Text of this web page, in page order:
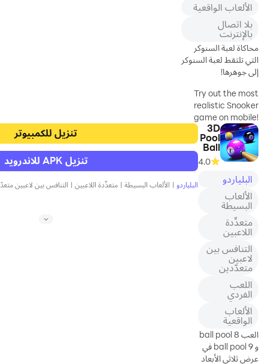
جرب مدينة Honei ، مع
أبطالها العديدين في
التدريب والأبطال
المحترفين والأشرار
المخططين. استكشف
لعبة تقمص الأدوار للعالم
الشوارع ،
الألعاب الواقعية
بلا اتصال
بالإنترنت
محاكاة لعبة السنوكر
التي تلتقط لعبة السنوكر
إلى جوهرها!
Try out the most
realistic Snooker
game on mobile!
It's simple enough
so anybody can
play, but intricate
enough that it will
take you years to
master!
REAL FEELING OF
PLAYING
SNOOKER
We have created a
simple and
accurate touch
control system
that gets out of
your way and
makes you feel like
you are almost
3D
Pool
Ball
4.0
البلياردو
الألعاب
البسيطة
متعدِّدة
اللاعبين
التنافس بين
لاعبين
متعدّدين
اللعب
الفردي
الألعاب
الواقعية
العب 8 ball pool
و 9 ball pool في
عرض ثلاثي الأبعاد
تنزيل للكمبيوتر
تنزيل APK للاندرويد
البلياردو | الألعاب البسيطة | متعدِّدة اللاعبين | التنافس بين لاعبين